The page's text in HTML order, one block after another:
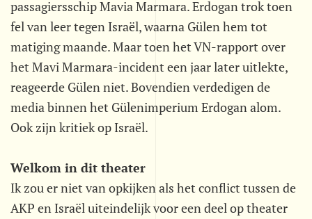
passagiersschip Mavia Marmara. Erdogan trok toen
fel van leer tegen Israël, waarna Gülen hem tot
matiging maande. Maar toen het VN-rapport over
het Mavi Marmara-incident een jaar later uitlekte,
reageerde Gülen niet. Bovendien verdedigen de
media binnen het Gülenimperium Erdogan alom.
Ook zijn kritiek op Israël.
Welkom in dit theater
Ik zou er niet van opkijken als het conflict tussen de
AKP en Israël uiteindelijk voor een deel op theater